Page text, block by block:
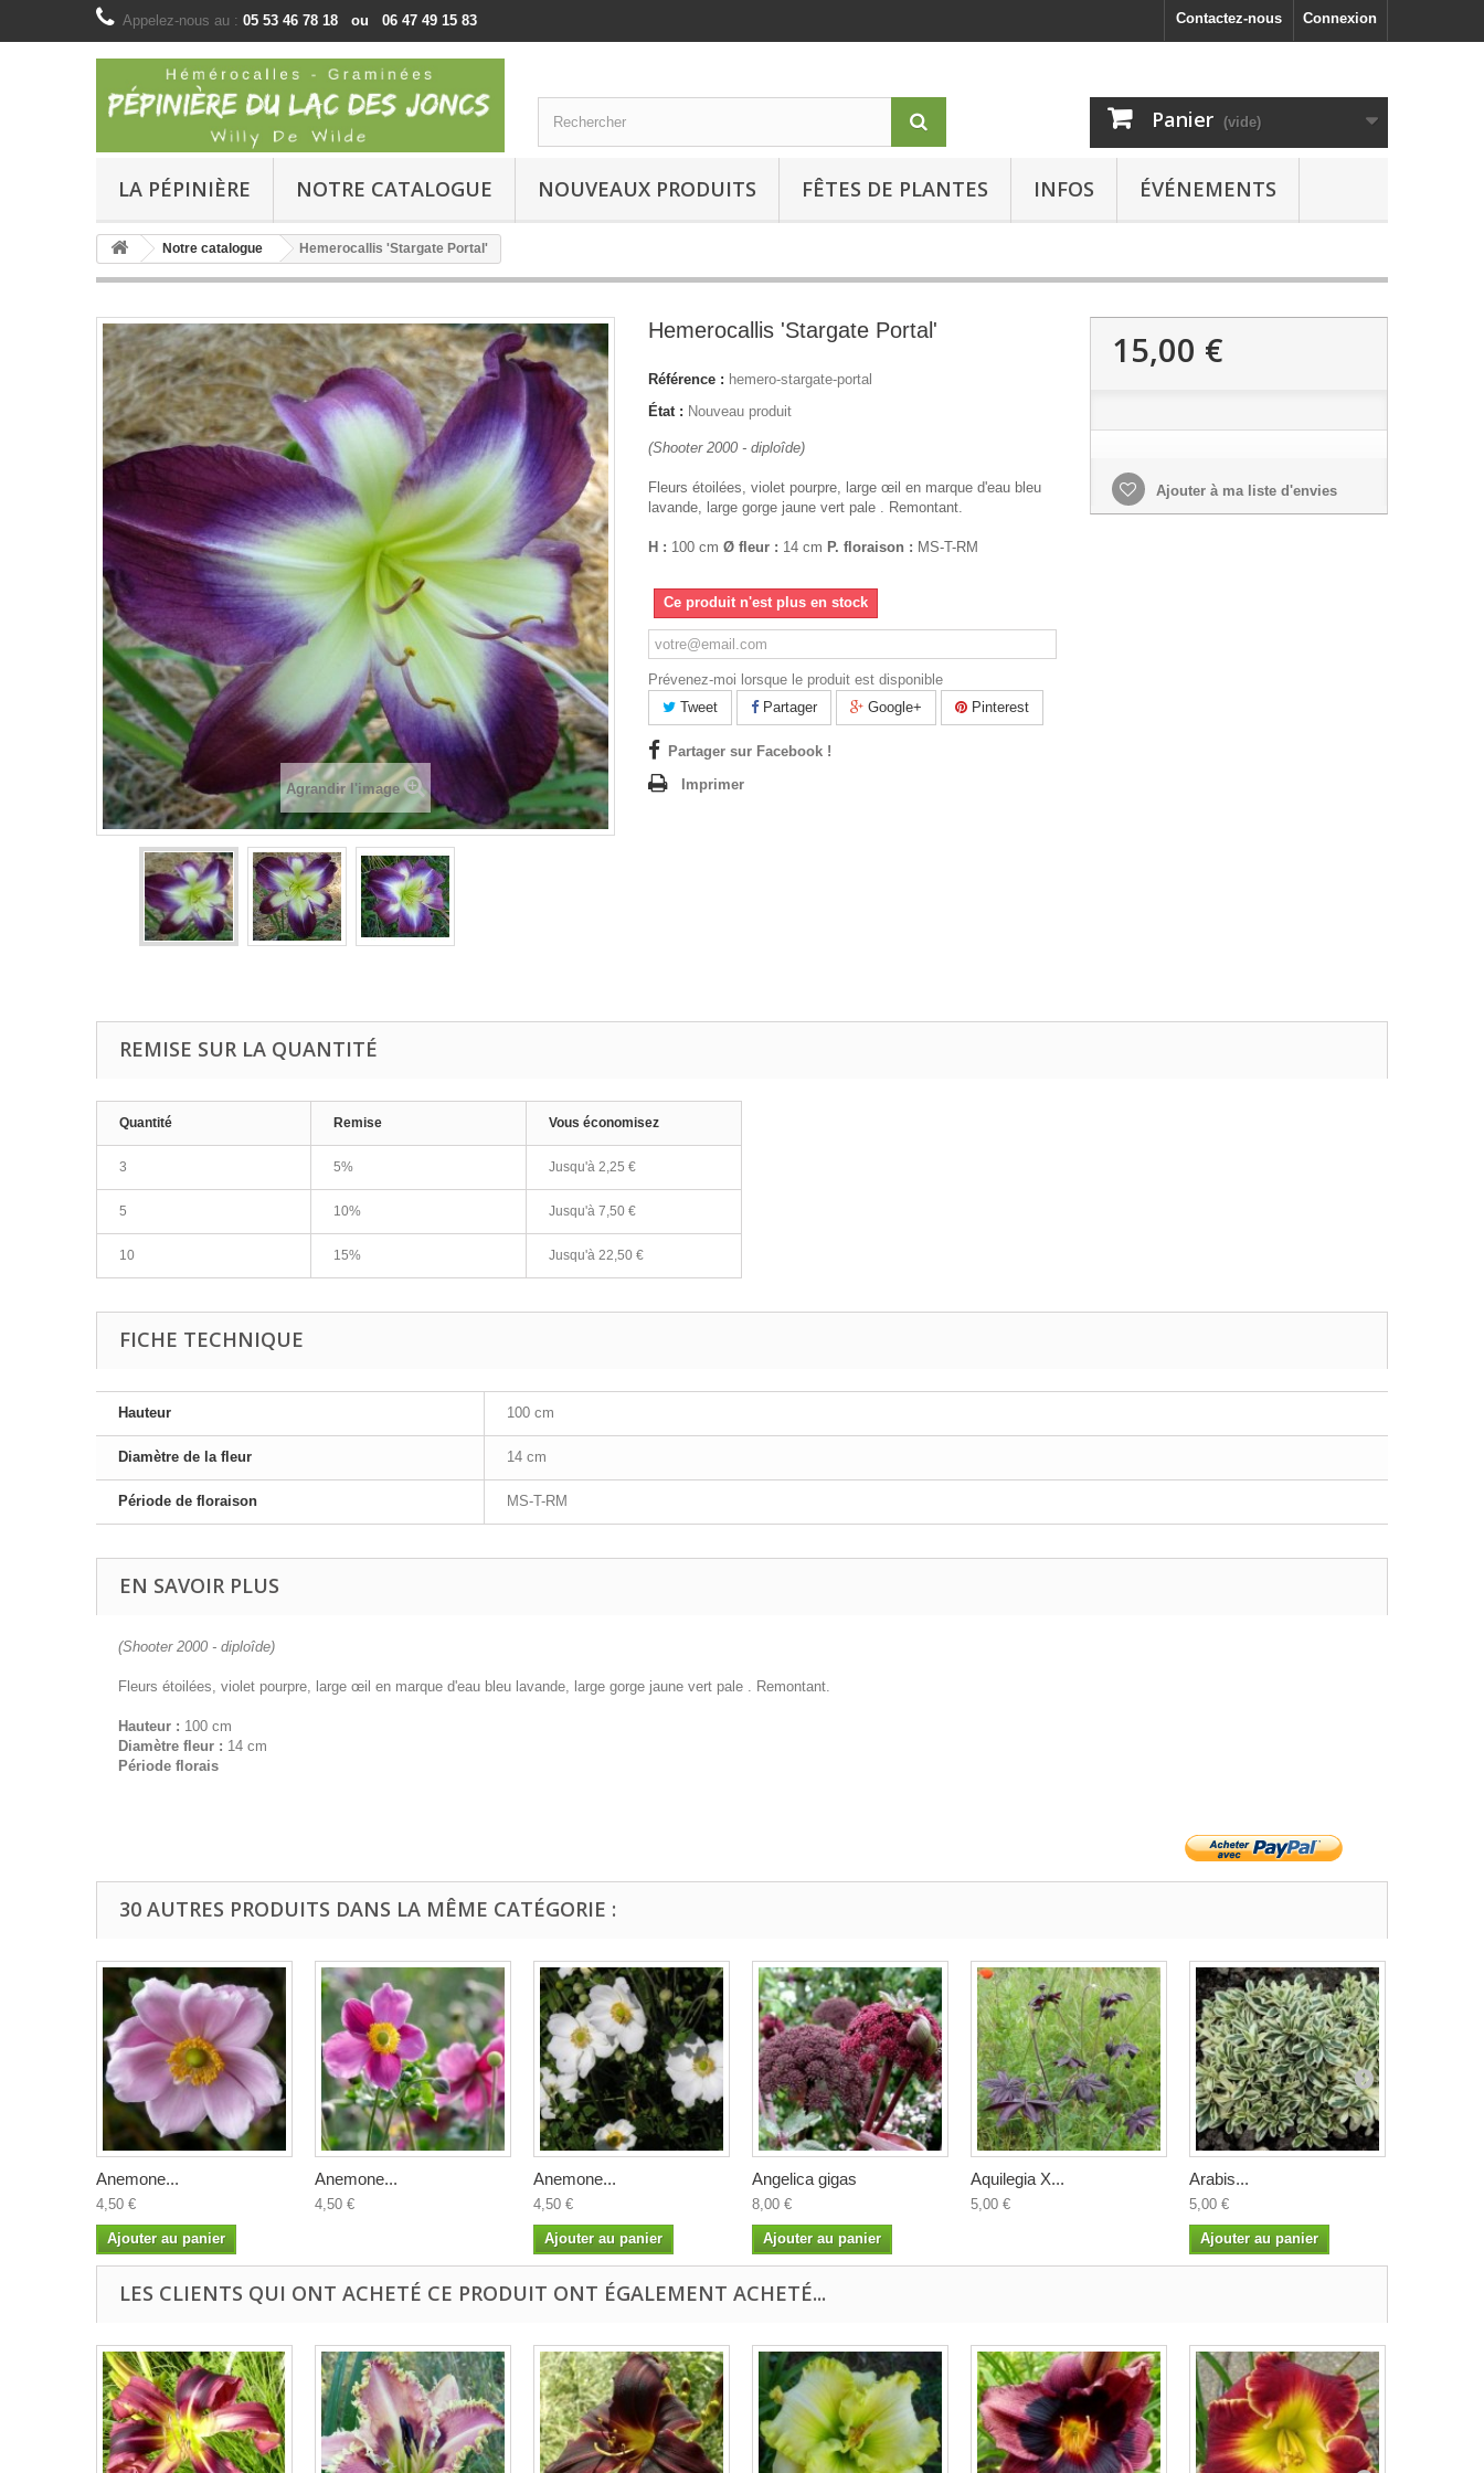
Connexion
Contactez-nous
Appelez-nous au : 05 53 46 78 18 ou 06 47 49 15 83
Panier (vide)
LA PÉPINIÈRE NOTRE CATALOGUE NOUVEAUX PRODUITS FÊTES DE PLANTES INFOS ÉVÉNEMENTS
Notre catalogue Hemerocallis 'Stargate Portal'
Agrandir l'image
Hemerocallis 'Stargate Portal'
Référence : hemero-stargate-portal
État : Nouveau produit
(Shooter 2000 - diploîde)
Fleurs étoilées, violet pourpre, large œil en marque d'eau bleu
lavande, large gorge jaune vert pale . Remontant.
H : 100 cm Ø fleur : 14 cm P. floraison : MS-T-RM
Ce produit n'est plus en stock
Prévenez-moi lorsque le produit est disponible
Tweet
Partager Google+ Pinterest
Partager sur Facebook !
Imprimer
15,00 €
Ajouter à ma liste d'envies
REMISE SUR LA QUANTITÉ
Quantité Remise Vous économisez
3 5% Jusqu'à 2,25 €
5 10% Jusqu'à 7,50 €
10 15% Jusqu'à 22,50 €
FICHE TECHNIQUE
Hauteur 100 cm
Diamètre de la fleur 14 cm
Période de floraison MS-T-RM
EN SAVOIR PLUS
(Shooter 2000 - diploîde)
Fleurs étoilées, violet pourpre, large œil en marque d'eau bleu lavande, large gorge jaune vert pale . Remontant.
Hauteur : 100 cm
Diamètre fleur : 14 cm
Période florais
30 AUTRES PRODUITS DANS LA MÊME CATÉGORIE :
Anemone...
4,50 €
Ajouter au panier
Anemone...
4,50 €
Anemone...
4,50 €
Ajouter au panier
Angelica gigas
8,00 €
Ajouter au panier
Aquilegia X...
5,00 €
Arabis...
5,00 €
Ajouter au panier
LES CLIENTS QUI ONT ACHETÉ CE PRODUIT ONT ÉGALEMENT ACHETÉ...